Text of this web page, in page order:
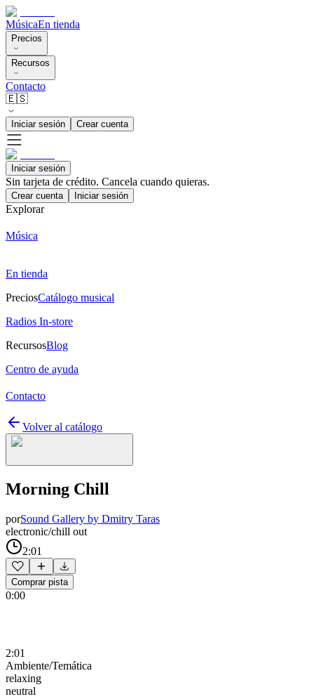
MúsicaEn tienda
Precios
Recursos
Contacto
🇪🇸
Iniciar sesión Crear cuenta
Iniciar sesión
Sin tarjeta de crédito. Cancela cuando quieras.
Crear cuenta Iniciar sesión
Explorar
Música
En tienda
PreciosCatálogo musical
Radios In-store
RecursosBlog
Centro de ayuda
Contacto
Volver al catálogo
Morning Chill
porSound Gallery by Dmitry Taras
electronic/chill out
2:01
Comprar pista
0:00
2:01
Ambiente/Temática
relaxing
neutral